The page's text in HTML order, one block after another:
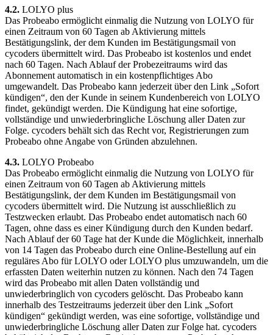
4.2. LOLYO plus
Das Probeabo ermöglicht einmalig die Nutzung von LOLYO für
einen Zeitraum von 60 Tagen ab Aktivierung mittels
Bestätigungslink, der dem Kunden im Bestätigungsmail von
cycoders übermittelt wird. Das Probeabo ist kostenlos und endet
nach 60 Tagen. Nach Ablauf der Probezeitraums wird das
Abonnement automatisch in ein kostenpflichtiges Abo
umgewandelt. Das Probeabo kann jederzeit über den Link „Sofort
kündigen“, den der Kunde in seinem Kundenbereich von LOLYO
findet, gekündigt werden. Die Kündigung hat eine sofortige,
vollständige und unwiederbringliche Löschung aller Daten zur
Folge. cycoders behält sich das Recht vor, Registrierungen zum
Probeabo ohne Angabe von Gründen abzulehnen.
4.3. LOLYO Probeabo
Das Probeabo ermöglicht einmalig die Nutzung von LOLYO für
einen Zeitraum von 60 Tagen ab Aktivierung mittels
Bestätigungslink, der dem Kunden im Bestätigungsmail von
cycoders übermittelt wird. Die Nutzung ist ausschließlich zu
Testzwecken erlaubt. Das Probeabo endet automatisch nach 60
Tagen, ohne dass es einer Kündigung durch den Kunden bedarf.
Nach Ablauf der 60 Tage hat der Kunde die Möglichkeit, innerhalb
von 14 Tagen das Probeabo durch eine Online-Bestellung auf ein
reguläres Abo für LOLYO oder LOLYO plus umzuwandeln, um die
erfassten Daten weiterhin nutzen zu können. Nach den 74 Tagen
wird das Probeabo mit allen Daten vollständig und
unwiederbringlich von cycoders gelöscht. Das Probeabo kann
innerhalb des Testzeitraums jederzeit über den Link „Sofort
kündigen“ gekündigt werden, was eine sofortige, vollständige und
unwiederbringliche Löschung aller Daten zur Folge hat. cycoders